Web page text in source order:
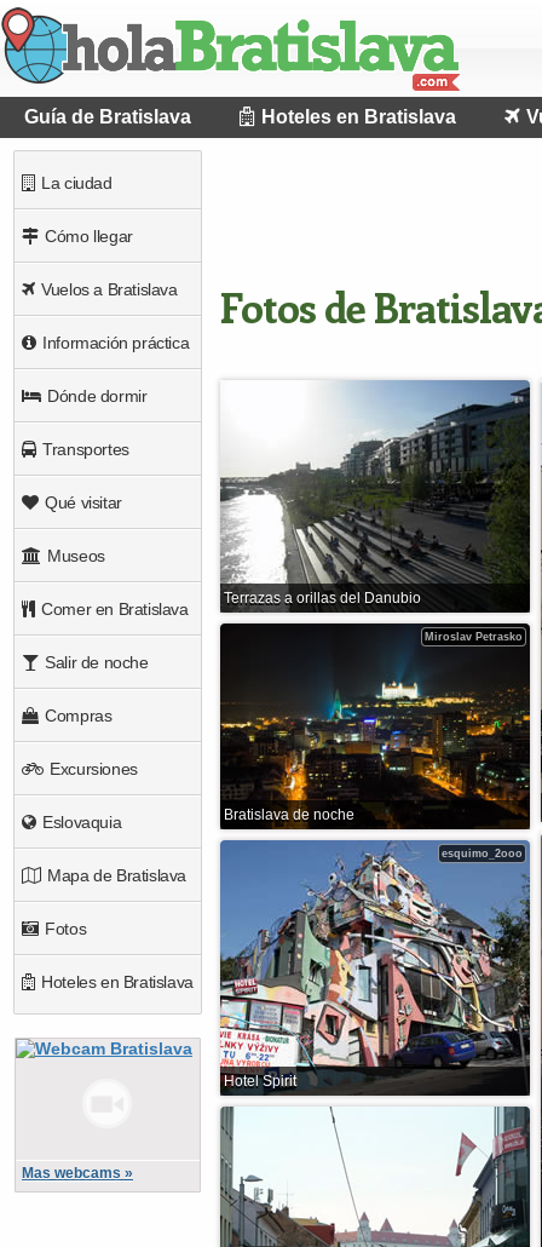
Guía de Bratislava Hoteles en Bratislava
La ciudad
Cómo llegar
Vuelos a Bratislava
Información práctica
Dónde dormir
Transportes
Qué visitar
Museos
Comer en Bratislava
Salir de noche
Compras
Excursiones
Eslovaquia
Mapa de Bratislava
Fotos
Hoteles en Bratislava
Mas webcams »
Fotos de
Terrazas a orillas del Danubio
Bratislava de noche
Miroslav Petrasko
Hotel Spirit
esquimo_2ooo